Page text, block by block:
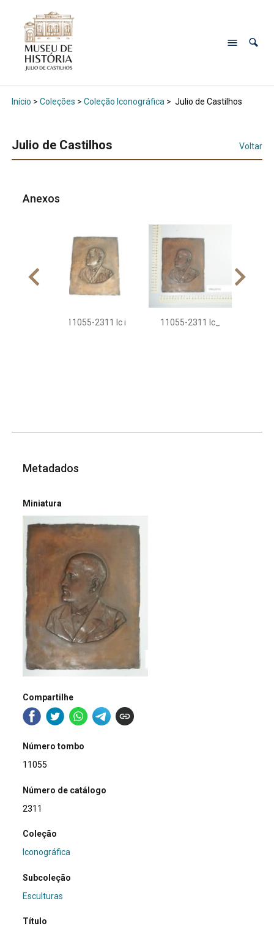
Início > Coleções > Coleção Iconográfica > Julio de Castilhos
Julio de Castilhos Voltar
Anexos
11055-2311 Ic i 11055-2311 Ic_
Metadados
Miniatura
Compartilhe
Número tombo
11055
Número de catálogo
2311
Coleção
Iconográfica
Subcoleção
Esculturas
Título